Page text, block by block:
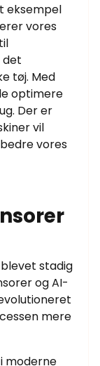
eksempel
vores
det
tøj. Med
optimere
Der er
vil
vores
stadig
og AI-
mere
moderne